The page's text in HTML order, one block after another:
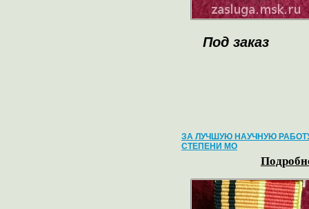
Под заказ
ЗА ЛУЧШУЮ НАУЧНУЮ
СТЕПЕНИ МО